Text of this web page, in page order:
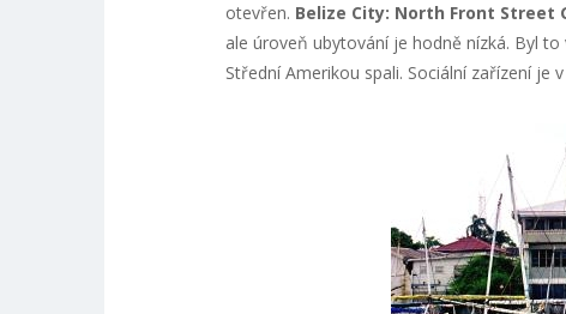
otevřen. Belize City: North Front Street
ale úroveň ubytování je hodně nízká. Byl
Střední Amerikou spali. Sociální zařízení je